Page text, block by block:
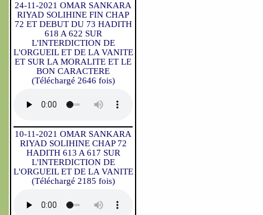
24-11-2021 OMAR SANKARA
RIYAD SOLIHINE FIN CHAP
72 ET DEBUT DU 73 HADITH
618 A 622 SUR
L'INTERDICTION DE
L'ORGUEIL ET DE LA VANITE
ET SUR LA MORALITE ET LE
BON CARACTERE
(Téléchargé 2646 fois)
10-11-2021 OMAR SANKARA
RIYAD SOLIHINE CHAP 72
HADITH 613 A 617 SUR
L'INTERDICTION DE
L'ORGUEIL ET DE LA VANITE
(Téléchargé 2185 fois)